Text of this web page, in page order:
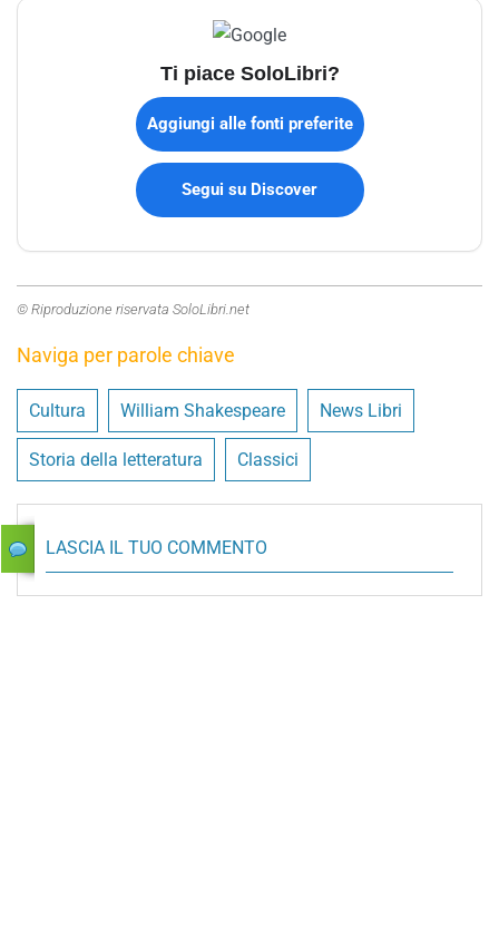
Ti piace SoloLibri?
Aggiungi alle fonti preferite
Segui su Discover
© Riproduzione riservata SoloLibri.net
Naviga per parole chiave
Cultura William Shakespeare News Libri
Storia della letteratura Classici
LASCIA IL TUO COMMENTO